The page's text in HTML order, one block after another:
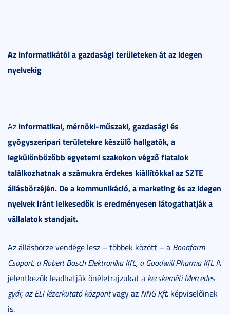
Az informatikától a gazdasági területeken át az idegen
nyelvekig
Az informatikai, mérnöki-műszaki, gazdasági és
gyógyszeripari területekre készülő hallgatók, a
legkülönbözőbb egyetemi szakokon végző fiatalok
találkozhatnak a számukra érdekes kiállítókkal az SZTE
állásbörzéjén. De a kommunikáció, a marketing és az idegen
nyelvek iránt lelkesedők is eredményesen látogathatják a
vállalatok standjait.
Az állásbörze vendége lesz – többek között – a Bonafarm
Csoport, a Robert Bosch Elektronika Kft., a Goodwill Pharma Kft.A
jelentkezők leadhatják önéletrajzukat a kecskeméti Mercedes
gyár, az ELI lézerkutató központvagy az NNG Kft. képviselőinek
is.